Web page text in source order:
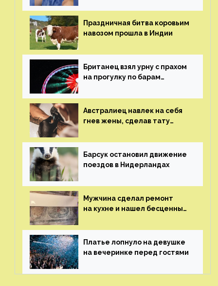
Праздничная битва коровьим
навозом прошла в Индии
Британец взял урну с прахом
на прогулку по барам
Австралиец навлек на себя
гнев жены, сделав тату
Барсук остановил движение
поездов в Нидерландах
Мужчина сделал ремонт
на кухне и нашел бесценные
Платье лопнуло на девушке
на вечеринке перед гостями